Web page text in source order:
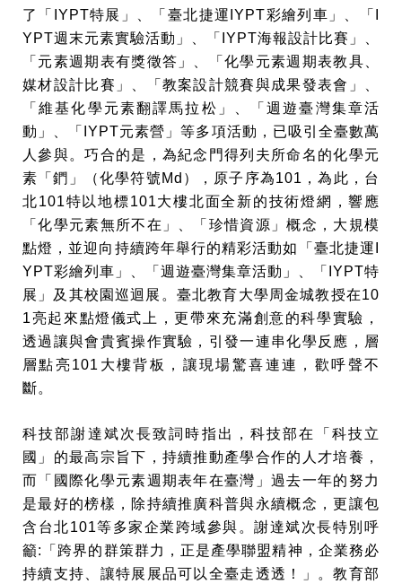
了「IYPT特展」、「臺北捷運IYPT彩繪列車」、「I
YPT週末元素實驗活動」、「IYPT海報設計比賽」、
「元素週期表有獎徵答」、「化學元素週期表教具、
媒材設計比賽」、「教案設計競賽與成果發表會」、
「維基化學元素翻譯馬拉松」、「週遊臺灣集章活
動」、「IYPT元素營」等多項活動，已吸引全臺數萬
人參與。巧合的是，為紀念門得列夫所命名的化學元
素「鍆」（化學符號Md），原子序為101，為此，台
北101特以地標101大樓北面全新的技術燈網，響應
「化學元素無所不在」、「珍惜資源」概念，大規模
點燈，並迎向持續跨年舉行的精彩活動如「臺北捷運I
YPT彩繪列車」、「週遊臺灣集章活動」、「IYPT特
展」及其校園巡迴展。臺北教育大學周金城教授在10
1亮起來點燈儀式上，更帶來充滿創意的科學實驗，
透過讓與會貴賓操作實驗，引發一連串化學反應，層
層點亮101大樓背板，讓現場驚喜連連，歡呼聲不
斷。
科技部謝達斌次長致詞時指出，科技部在「科技立
國」的最高宗旨下，持續推動產學合作的人才培養，
而「國際化學元素週期表年在臺灣」過去一年的努力
是最好的榜樣，除持續推廣科普與永續概念，更讓包
含台北101等多家企業跨域參與。謝達斌次長特別呼
籲:「跨界的群策群力，正是產學聯盟精神，企業務必
持續支持、讓特展展品可以全臺走透透！」。教育部